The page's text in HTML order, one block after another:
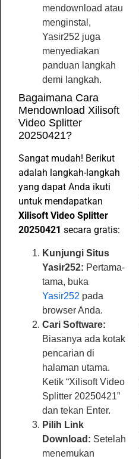
mendownload atau
menginstal,
Yasir252 juga
menyediakan
panduan langkah
demi langkah.
Bagaimana Cara
Mendownload Xilisoft
Video Splitter
20250421?
Sangat mudah! Berikut
adalah langkah-langkah
yang dapat Anda ikuti
untuk mendapatkan
Xilisoft Video Splitter
20250421 secara gratis:
Kunjungi Situs
Yasir252: Pertama-
tama, buka
Yasir252 pada
browser Anda.
Cari Software:
Biasanya ada kotak
pencarian di
halaman utama.
Ketik “Xilisoft Video
Splitter 20250421”
dan tekan Enter.
Pilih Link
Download: Setelah
menemukan